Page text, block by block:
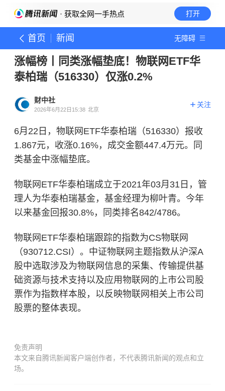
· 获取全网一手热点 打开
首页 新闻 无障碍
涨幅榜丨同类涨幅垫底！物联网ETF华
泰柏瑞（516330）仅涨0.2%
财中社
2026年6月22日15:38 北京
关注
6月22日，物联网ETF华泰柏瑞（516330）报收
1.867元，收涨0.16%，成交金额447.4万元。同
类基金中涨幅垫底。
物联网 ETF华泰柏瑞成立于2021年03月31日，管
理人为华泰柏瑞基金，基金经理为柳叶青。今年
以来基金回报30.8%，同类排名842/4786。
物联网ETF华泰柏瑞跟踪的指数为CS物联网
（930712.CSI）。中证物联网主题指数从沪深A
股中选取涉及为物联网信息的采集、传输提供基
础资源与技术支持以及应用物联网的上市公司股
票作为指数样本股，以反映物联网相关上市公司
股票的整体表现。
免责声明
本文来自腾讯新闻客户端创作者，不代表腾讯新闻的观点和立
场。